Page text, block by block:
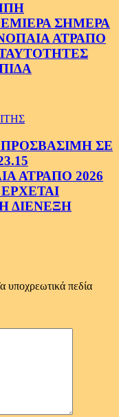
ΣΗΜΕΡΑ
ΑΤΡΑΠΟ
ΣΕ
ΑΤΡΑΠΟ 2026
ΔΙΕΝΕΞΗ
υποχρεωτικά πεδία